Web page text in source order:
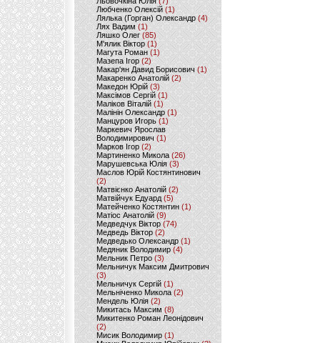
Любченко Олексій(1)
Лялька (Горган) Олександр(4)
Лях Вадим (1)
Ляшко Олег (85)
М'ялик Віктор(1)
Магута Роман(1)
Мазепа Ігор (2)
Макар'ян Давид Борисович(1)
Макаренко Анатолій (2)
Македон Юрій(3)
Максімов Сергій (1)
Маліков Віталій (1)
Малінін Олександр (1)
Манцуров Игорь (1)
Маркевич Ярослав
Володимирович (1)
Марков Ігор (2)
Мартиненко Микола (26)
Марушевська Юлія (3)
Маслов Юрій Костянтинович
(2)
Матвієнко Анатолій (2)
Матвійчук Едуард(5)
Матейченко Костянтин (1)
Матіос Анатолій (9)
Медведчук Віктор(74)
Медведь Віктор (2)
Медведько Олександр (1)
Медяник Володимир(4)
Мельник Петро (3)
Мельничук Максим Дмитрович
(3)
Мельничук Сергій (1)
Мельніченко Микола (2)
Мендель Юлія (2)
Микитась Максим (8)
Микитенко Роман Леонідович
(2)
Мисик Володимир (1)